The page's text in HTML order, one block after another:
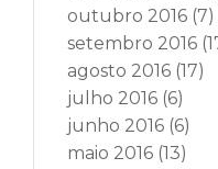
outubro 2016 (7)
setembro 2016
agosto 2016 (17)
julho 2016 (6)
junho 2016 (6)
maio 2016 (13)